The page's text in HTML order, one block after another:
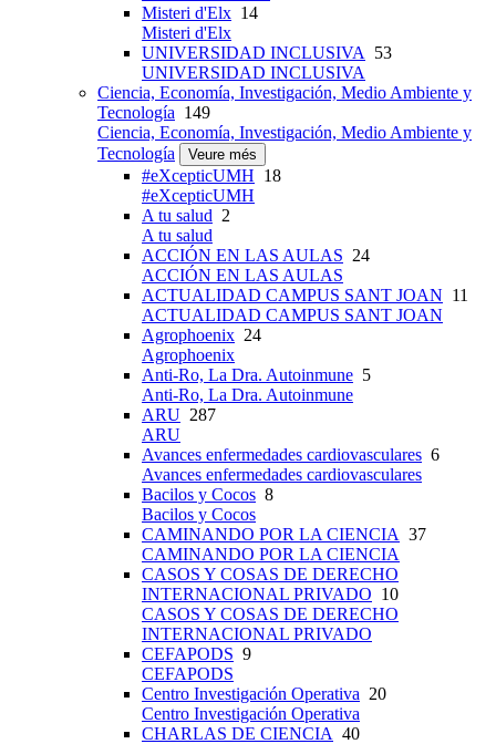
Misteri d'Elx 14
Misteri d'Elx
UNIVERSIDAD INCLUSIVA
53
UNIVERSIDAD INCLUSIVA
Ciencia, Economía, Investigación, Medio Ambiente y
Tecnología 149
Ciencia, Economía, Investigación, Medio Ambiente y
Tecnología
Veure més
#eXcepticUMH 18
#eXcepticUMH
A tu salud 2
A tu salud
ACCIÓN EN LAS AULAS 24
ACCIÓN EN LAS AULAS
ACTUALIDAD CAMPUS SANT JOAN 11
ACTUALIDAD CAMPUS SANT JOAN
Agrophoenix 24
Agrophoenix
Anti-Ro, La Dra. Autoinmune 5
Anti-Ro, La Dra. Autoinmune
ARU 287
ARU
Avances enfermedades cardiovasculares 6
Avances enfermedades cardiovasculares
Bacilos y Cocos 8
Bacilos y Cocos
CAMINANDO POR LA CIENCIA 37
CAMINANDO POR LA CIENCIA
CASOS Y COSAS DE DERECHO
INTERNACIONAL PRIVADO 10
CASOS Y COSAS DE DERECHO
INTERNACIONAL PRIVADO
CEFAPODS 9
CEFAPODS
Centro Investigación Operativa 20
Centro Investigación Operativa
CHARLAS DE CIENCIA 40